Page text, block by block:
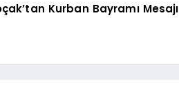
Kurban Bayramı Mesajı